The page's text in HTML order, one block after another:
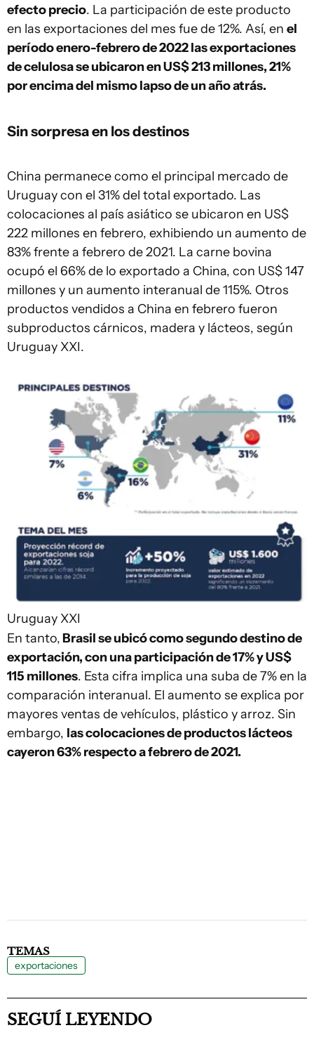
efecto precio. La participación de este producto
en las exportaciones del mes fue de 12%. Así, en el
período enero-febrero de 2022 las exportaciones
de celulosa se ubicaron en US$ 213 millones, 21%
por encima del mismo lapso de un año atrás.
Sin sorpresa en los destinos
China permanece como el principal mercado de
Uruguay con el 31% del total exportado. Las
colocaciones al país asiático se ubicaron en US$
222 millones en febrero, exhibiendo un aumento de
83% frente a febrero de 2021. La carne bovina
ocupó el 66% de lo exportado a China, con US$ 147
millones y un aumento interanual de 115%. Otros
productos vendidos a China en febrero fueron
subproductos cárnicos, madera y lácteos, según
Uruguay XXI.
Uruguay XXI
En tanto, Brasil se ubicó como segundo destino de
exportación, con una participación de 17% y US$
115 millones. Esta cifra implica una suba de 7% en la
comparación interanual. El aumento se explica por
mayores ventas de vehículos, plástico y arroz. Sin
embargo, las colocaciones de productos lácteos
cayeron 63% respecto a febrero de 2021.
TEMAS
exportaciones
SEGUÍ LEYENDO